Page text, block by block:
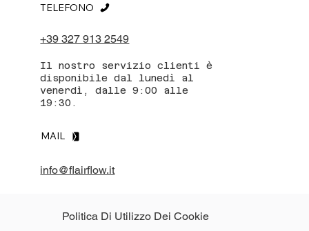
+39 327 913 2549
TELEFONO
Il nostro servizio clienti è
disponibile dal lunedì al
venerdì, dalle 9:00 alle
19:30.
info@flairflow.it
MAIL
Politica Di Utilizzo Dei Cookie